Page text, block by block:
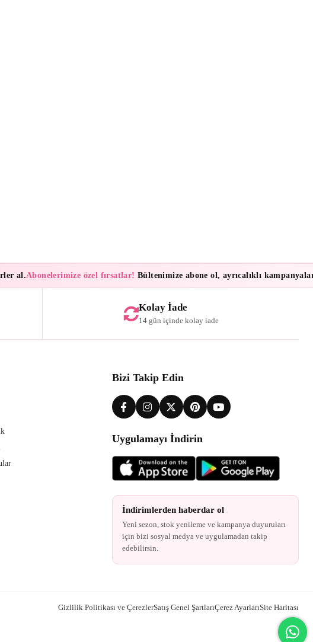
al.Abonelerimize özel fırsatlar!Bültenimize abone ol, ayrıcalıklı kampanyalar
Kolay İade
14 gün içinde kolay iade
Bizi Takip Edin
Uygulamayı İndirin
İndirimlerden haberdar ol
Yeni sezon, stok yenileme ve kampanya duyuruları
için bizi sosyal medya ve uygulamadan takip
edebilirsin.
Gizlilik Politikası ve ÇerezlerSatış Genel ŞartlarıÇerez AyarlarıSite Haritası